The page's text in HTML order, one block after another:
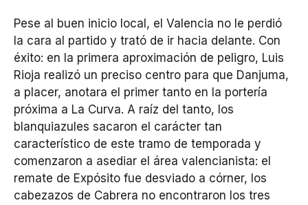
Pese al buen inicio local, el Valencia no le perdió
la cara al partido y trató de ir hacia delante. Con
éxito: en la primera aproximación de peligro, Luis
Rioja realizó un preciso centro para que Danjuma,
a placer, anotara el primer tanto en la portería
próxima a La Curva. A raíz del tanto, los
blanquiazules sacaron el carácter tan
característico de este tramo de temporada y
comenzaron a asediar el área valencianista: el
remate de Expósito fue desviado a córner, los
cabezazos de Cabrera no encontraron los tres